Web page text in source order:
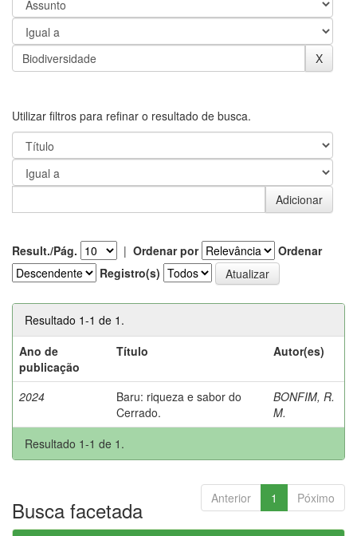
Utilizar filtros para refinar o resultado de busca.
Result./Pág. | Ordenar por
Ordenar
Registro(s)
Resultado 1-1 de 1.
Ano de
publicação
Título Autor(es)
2024
Baru: riqueza e sabor do
Cerrado.
BONFIM, R.
M.
Resultado 1-1 de 1.
Anterior 1 Póximo
Busca facetada